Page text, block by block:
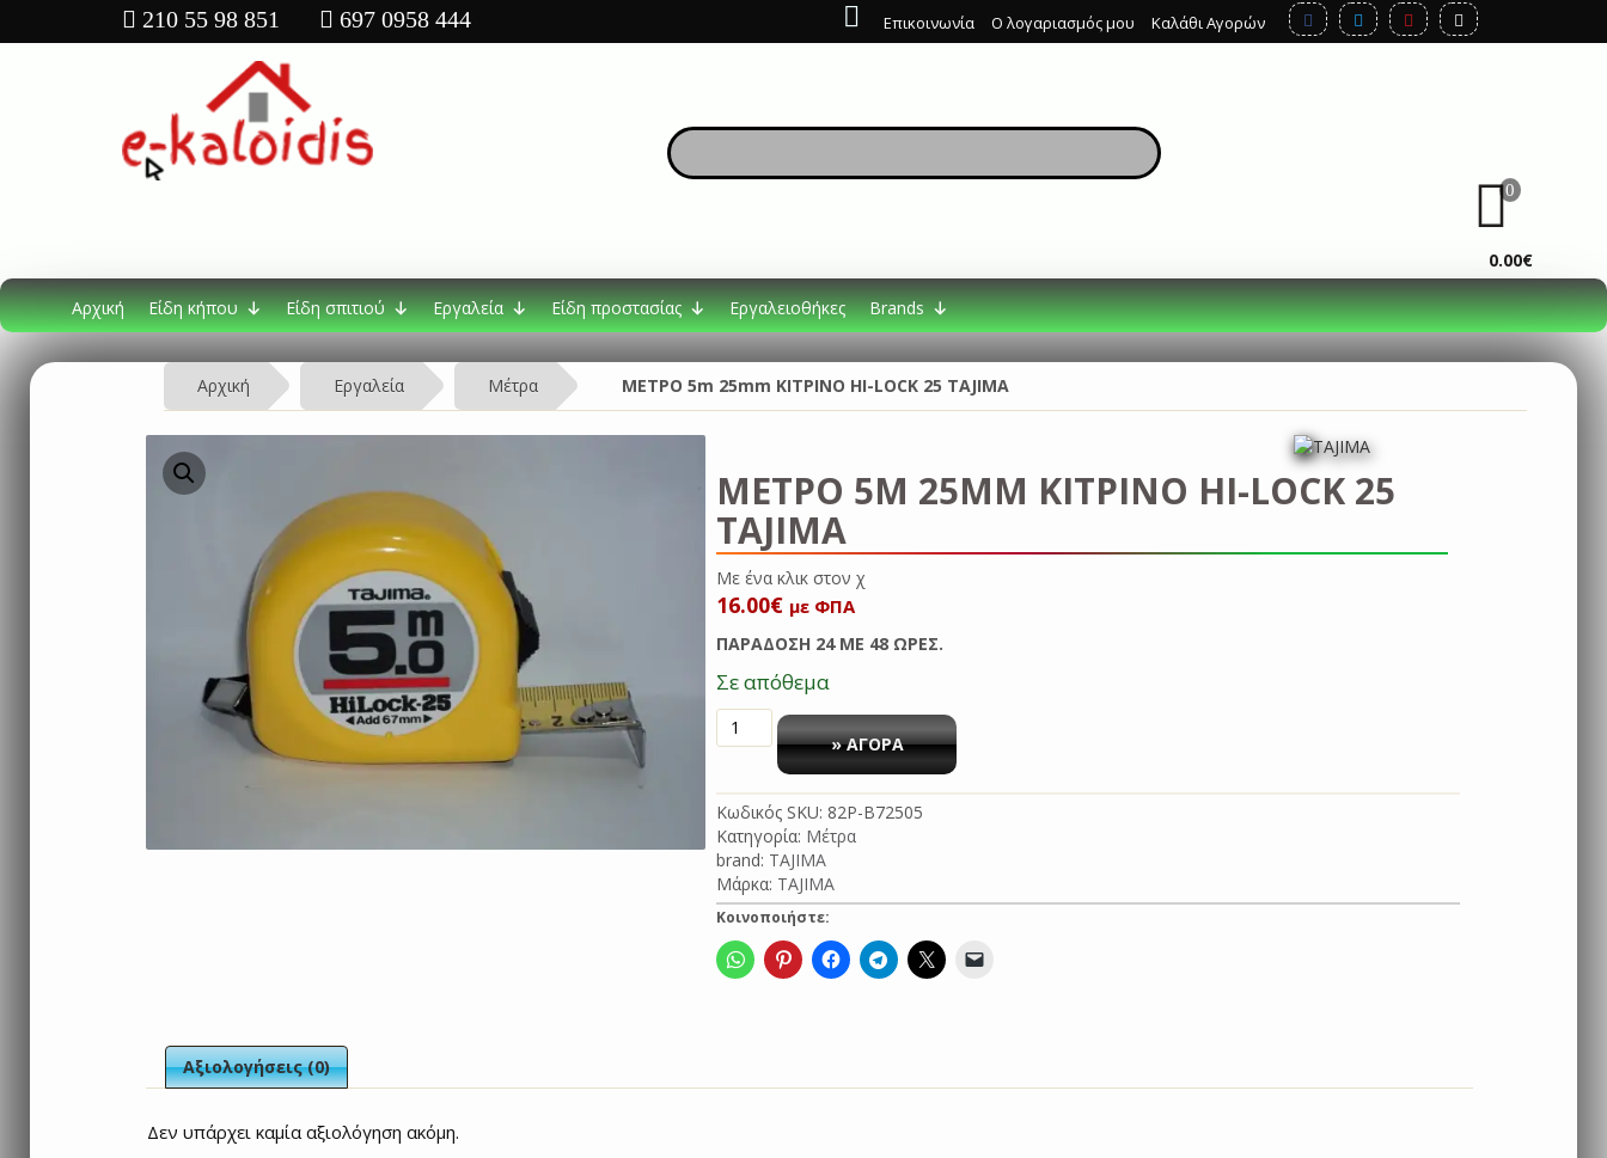
Επικοινωνία Ο λογαριασμός μου Καλάθι Αγορών
210 55 98 851 697 0958 444
0
0.00€
Αρχική Είδη κήπου Είδη σπιτιού Εργαλεία Είδη προστασίας Εργαλειοθήκες Brands
Αρχική Εργαλεία Μέτρα MΕΤΡΟ 5m 25mm ΚΙΤΡΙΝΟ HI-LOCK 25 TAJIMA
MΕΤΡΟ 5M 25MM ΚΙΤΡΙΝΟ HI-LOCK 25
TAJIMA
Με ένα κλικ σ
16.00€ με ΦΠΑ
ΠΑΡΑΔΟΣΗ 24 ΜΕ 48 ΩΡΕΣ.
Σε απόθεμα
MΕΤΡΟ
5m
ΚΙΤΡΙΝΟ
HI-
LOCK
25
TAJIMA
ποσότητα
» ΑΓΟΡΑ
Κωδικός SKU: 82P-B72505
Κατηγορία: Μέτρα
brand: TAJIMA
Μάρκα: TAJIMA
Κοινοποιήστε:
Αξιολογήσεις (0)
Δεν υπάρχει καμία αξιολόγηση ακόμη.